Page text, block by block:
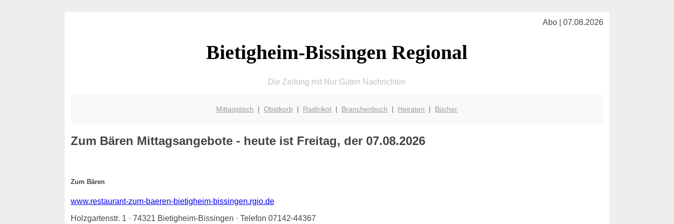
Abo | 07.08.2026
Bietigheim-Bissingen Regional
Die Zeitung mit Nur Guten Nachrichten
Mittagstisch |Obstkorb | Radtrikot | Branchenbuch | Heiraten | Bücher
Zum Bären Mittagsangebote - heute ist Freitag, der 07.08.2026
Zum Bären
www.restaurant-zum-baeren-bietigheim-bissingen.rgio.de
Holzgartenstr. 1 · 74321 Bietigheim-Bissingen · Telefon 07142-44367